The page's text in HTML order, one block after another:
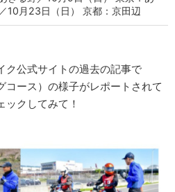
10月23日（日） 京都：京田辺
ク公式サイトの過去の記事で
コース）の様子がレポートされて
ックしてみて！